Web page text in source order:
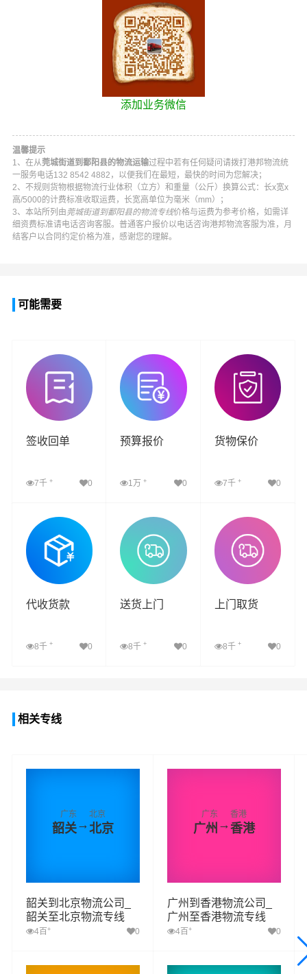
添加业务微信
温馨提示
1、在从莞城街道到鄱阳县的物流运输过程中若有任何疑问请拨打 港邦物流统
一服务电话132 8542 4882 ，以便我们在最短，最快的时间为您解决；
2、不规则货物根据物流行业体积（立方）和重量（公斤）换算公式：长x宽x
高/5000的计费标准收取运费，长宽高单位为毫米（mm）；
3、本站所列由莞城街道到鄱阳县的物流专线价格与运费为参考价格，如需详
细资费标准请电话咨询客服。普通客户报价以电话咨询港邦物流客服为准，月
结客户以合同约定价格为准，感谢您的理解。
可能需要
签收回单
7千 + 0
查看详细
预算报价
1万+ 0
查看详细
货物保价
7千 + 0
查看详细
代收货款
8千 + 0
送货上门
8千+ 0
上门取货
8千 + 0
相关专线
广东
韶关→
北京
北京
韶关到北京物流公司_
韶关至北京物流专线
4百 + 0
广东
广州 →
香港
香港
广州到香港物流公司_
广州至香港物流专线
4百 + 0